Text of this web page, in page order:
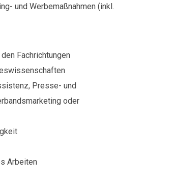
und Werbemaßnahmen (inkl.
Fachrichtungen
Presse- und
oder
Arbeiten